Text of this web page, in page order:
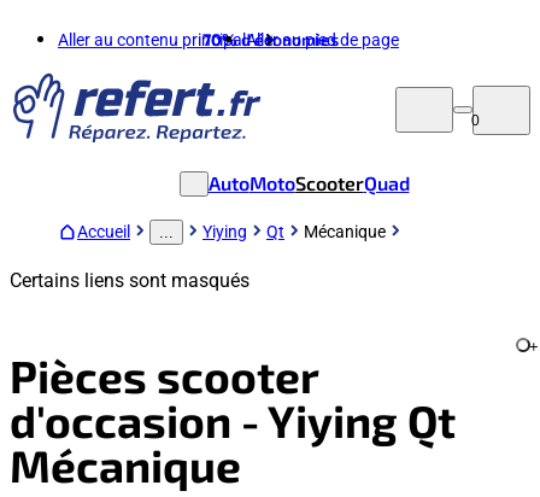
Aller au contenu principalAller au pied de page
70%d'économies
0
AutoMotoScooterQuad
Accueil Yiying Qt Mécanique
Certains liens sont masqués
Pièces scooter
d'occasion - Yiying Qt
Mécanique
+